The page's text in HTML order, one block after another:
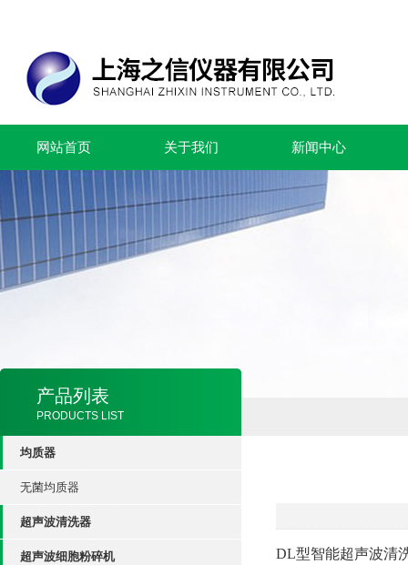
网站首页 关于我们 新闻中心
产品列表
PRODUCTS LIST
均质器
无菌均质器
超声波清洗器
超声波细胞粉碎机 DL型智能超声波清